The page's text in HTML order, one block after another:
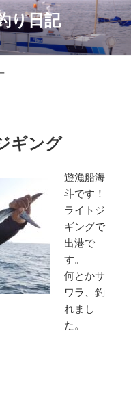
り日記
ギング
遊漁船海
斗です！
ライトジ
ギングで
出港で
す。
何とかサ
ワラ、釣
れまし
た。